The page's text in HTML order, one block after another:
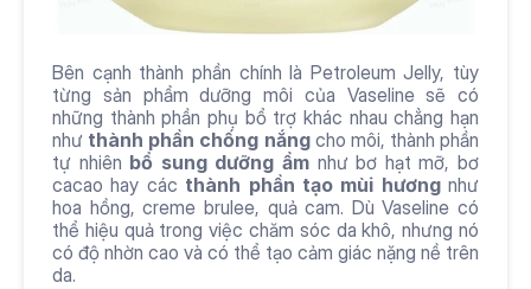
Bên cạnh thành phần chính là Petroleum Jelly, tùy
từng sản phẩm dưỡng môi của Vaseline sẽ có
những thành phần phụ bổ trợ khác nhau chẳng hạn
như thành phần chống nắng cho môi, thành phần
tự nhiên bổ sung dưỡng ẩm như bơ hạt mỡ, bơ
cacao hay các thành phần tạo mùi hương như
hoa hồng, creme brulee, quả cam. Dù Vaseline có
thể hiệu quả trong việc chăm sóc da khô, nhưng nó
có độ nhờn cao và có thể tạo cảm giác nặng nề trên
da.